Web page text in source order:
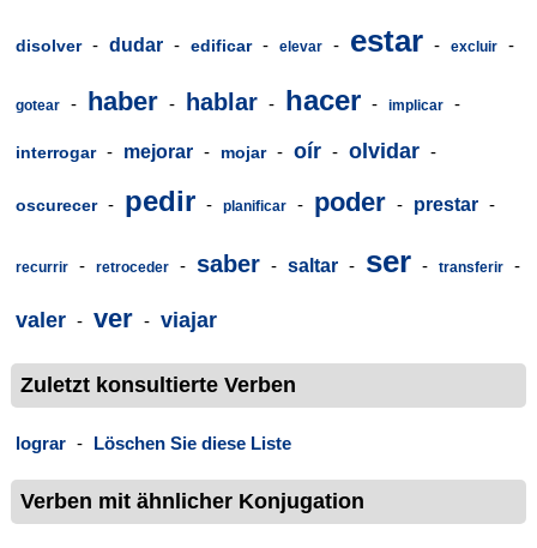
disolver - dudar - edificar - elevar - estar - excluir -
gotear - haber - hablar - hacer - implicar -
interrogar - mejorar - mojar - oír - olvidar -
oscurecer - pedir - planificar - poder - prestar -
recurrir - retroceder - saber - saltar - ser - transferir -
valer - ver - viajar
Zuletzt konsultierte Verben
lograr - Löschen Sie diese Liste
Verben mit ähnlicher Konjugation